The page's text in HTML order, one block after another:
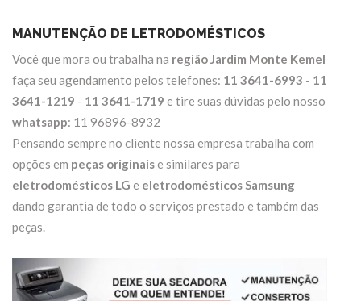
MANUTENÇÃO DE LETRODOMÉSTICOS
Você que mora ou trabalha na região Jardim Monte Kemel
faça seu agendamento pelos telefones: 11 3641-6993 - 11
3641-1219 - 11 3641-1719 e tire suas dúvidas pelo nosso
whatsapp: 11 96896-8932
Pensando sempre no cliente nossa empresa trabalha com
opções em peças originaise similares para
eletrodomésticos LG e eletrodomésticos Samsung
dando garantia de todo o serviços prestado e também das
peças.